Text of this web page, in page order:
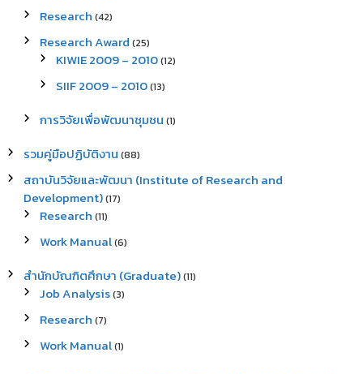
Research (42)
Research Award (25)
KIWIE 2009 – 2010(12)
SIIF 2009 – 2010(13)
การวิจัยเพื่อพัฒนาชุมชน (1)
รวมคู่มือปฏิบัติงาน (88)
สถาบันวิจัยและพัฒนา (Institute of Research and
Development)(17)
Research (11)
Work Manual(6)
สำนักบัณฑิตศึกษา (Graduate)(11)
Job Analysis(3)
Research (7)
Work Manual(1)